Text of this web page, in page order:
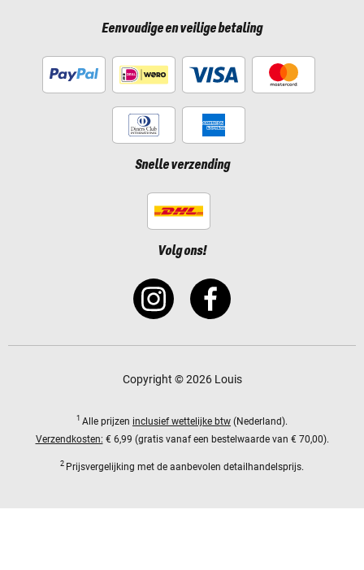
Eenvoudige en veilige betaling
Snelle verzending
Volg ons!
Copyright © 2026 Louis
1 Alle prijzen inclusief wettelijke btw (Nederland).
Verzendkosten: € 6,99 (gratis vanaf een bestelwaarde van € 70,00).
2 Prijsvergelijking met de aanbevolen detailhandelsprijs.